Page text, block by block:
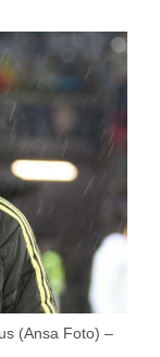
(Ansa Foto) –